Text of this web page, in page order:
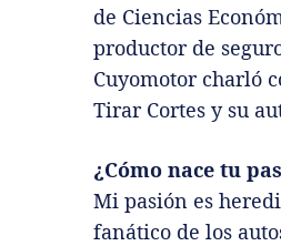
de Ciencias
productor de
Cuyomotor charló
Tirar Cortes y su
¿Cómo nace tu
Mi pasión es
fanático de los